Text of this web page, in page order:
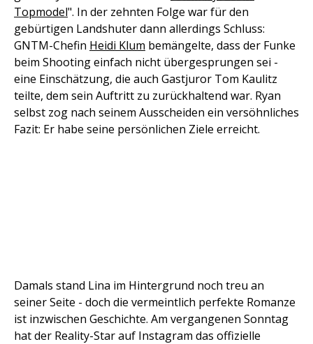
Topmodel". In der zehnten Folge war für den
gebürtigen Landshuter dann allerdings Schluss:
GNTM-Chefin Heidi Klum bemängelte, dass der Funke
beim Shooting einfach nicht übergesprungen sei -
eine Einschätzung, die auch Gastjuror Tom Kaulitz
teilte, dem sein Auftritt zu zurückhaltend war. Ryan
selbst zog nach seinem Ausscheiden ein versöhnliches
Fazit: Er habe seine persönlichen Ziele erreicht.
Damals stand Lina im Hintergrund noch treu an
seiner Seite - doch die vermeintlich perfekte Romanze
ist inzwischen Geschichte. Am vergangenen Sonntag
hat der Reality-Star auf Instagram das offizielle